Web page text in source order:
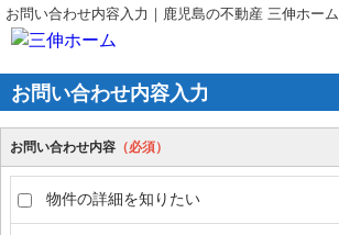
お問い合わせ内容入力｜鹿児島の不動産 三伸ホーム
お問い合わせ内容入力
お問い合わせ内容 （必須）
物件の詳細を知りたい